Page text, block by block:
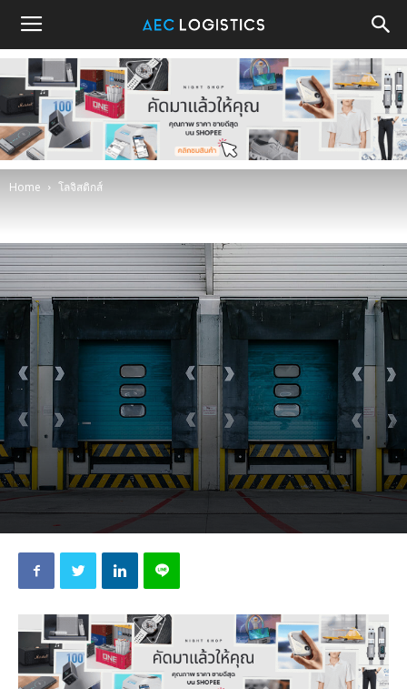
Home โลจิสติกส์
โลจิสติกส์ คือ การผสมผสานหลัก
การณ์การลำเลียงสิ่งของ เข้ากับความ
รู้และทฤษฎีสมัยใหม่ด้านซัพพลายเชน
June 8, 2021